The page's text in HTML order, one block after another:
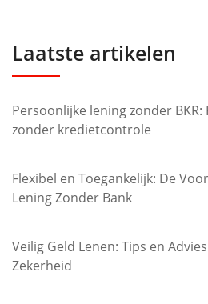
Laatste artikelen
Persoonlijke lening zonder BKR:
zonder kredietcontrole
Flexibel en Toegankelijk: De
Lening Zonder Bank
Veilig Geld Lenen: Tips en
Zekerheid